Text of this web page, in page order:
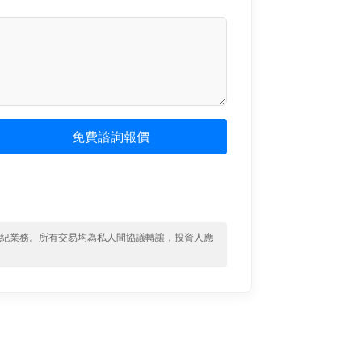
免費諮詢報價
業務。所有交易均為私人間協議轉讓，投資人應